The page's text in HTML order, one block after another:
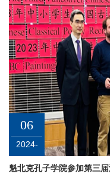
06
2024-
魁北克孔子学院参加第三